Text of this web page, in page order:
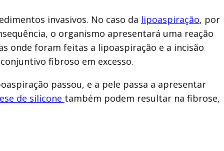
invasivos. No caso da lipoaspiração, por
o organismo apresentará uma reação
onde foram feitas a lipoaspiração e a incisão
fibroso em excesso.
passou, e a pele passa a apresentar
de silícone também podem resultar na fibrose,